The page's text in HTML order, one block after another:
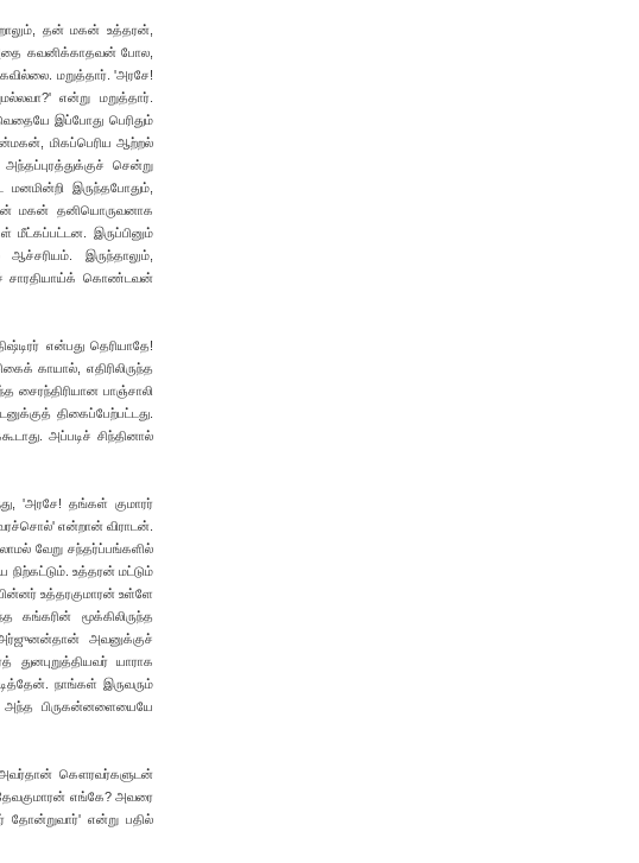
தன் மகன் உத்தரன்,
கவனிக்காதவன் போல,
மறுத்தார். 'அரசே!
என்று மறுத்தார்.
இப்போது பெரிதும்
மிகப்பெரிய ஆற்றல்
சென்று
இருந்தபோதும்,
என் மகன் தனியொருவனாக
மீட்கப்பட்டன. இருப்பினும்
இருந்தாலும்,
சாரதியாய்க் கொண்டவன்
என்பது தெரியாதே!
காயால், எதிரிலிருந்த
சைரந்திரியான பாஞ்சாலி
திகைப்பேற்பட்டது.
அப்படிச் சிந்தினால்
'அரசே! தங்கள் குமாரர்
வரச்சொல்' என்றான் விராடன்.
வேறு சந்தர்ப்பங்களில்
உத்தரன் மட்டும்
உத்தரகுமாரன் உள்ளே
கங்கரின் மூக்கிலிருந்த
அர்ஜுனன்தான் அவனுக்குச்
யாராக
நாங்கள் இருவரும்
அந்த பிருகன்னளையையே
அவர்தான் கௌரவர்களுடன்
எங்கே? அவரை
என்று பதில்